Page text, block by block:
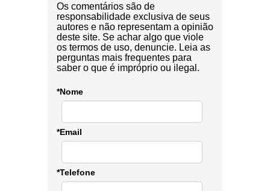
Os comentários são de
responsabilidade exclusiva de seus
autores e não representam a opinião
deste site. Se achar algo que viole
os termos de uso, denuncie. Leia as
perguntas mais frequentes para
saber o que é impróprio ou ilegal.
*Nome
*Email
*Telefone